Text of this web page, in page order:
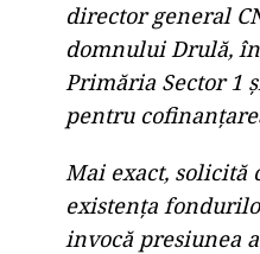
director general
domnului Drulă,
Primăria Sector 1
pentru
Mai exact,
existența
invocă presiunea